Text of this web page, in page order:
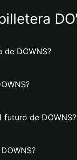
de DOWNS?
futuro de DOWNS?